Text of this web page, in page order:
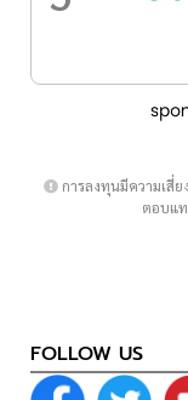
การลงทุนมีความเสี่
ตอบแ
FOLLOW US